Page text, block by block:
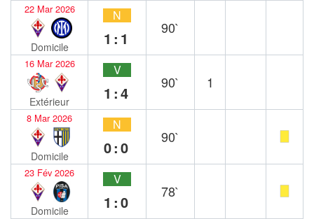
22 Mar 2026
Domicile
N
1:1
90`
16 Mar 2026
Extérieur
V
1:4
90` 1
8 Mar 2026
Domicile
N
0:0
90`
23 Fév 2026
Domicile
V
1:0
78`